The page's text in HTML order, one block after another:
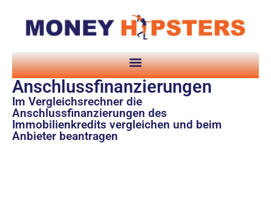
Anschlussfinanzierungen
Im Vergleichsrechner die
Anschlussfinanzierungen des
Immobilienkredits vergleichen und beim
Anbieter beantragen